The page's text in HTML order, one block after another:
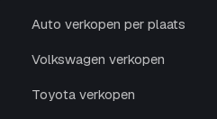
Auto verkopen per plaats
Volkswagen verkopen
Toyota verkopen